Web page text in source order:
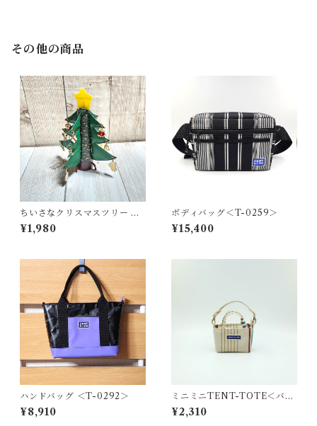
その他の商品
ちいさなクリスマスツリー ＜
K-0692＞
¥1,980
ボディバッグ＜T-0259＞
¥15,400
ハンドバッグ ＜T-0292＞
¥8,910
ミニミニTENT-TOTE＜バッ
グチャーム＞K-0559
¥2,310